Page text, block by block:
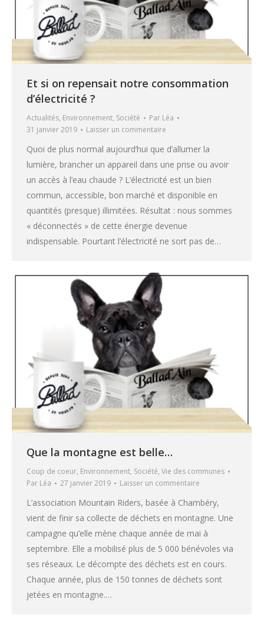
Et si on repensait notre consommation
d’électricité ?
Actualités, Environnement, Société Par Léa
31 janvier 2019
Laisser un commentaire
Quoi de plus normal aujourd’hui que d’allumer la
lumière, brancher un appareil dans une prise ou avoir
un accès à l’eau chaude ? L’électricité est un bien
commun, accessible, bon marché et disponible en
quantités (presque) illimitées. Résultat : nous sommes
« déconnectés » de cette énergie devenue
indispensable. Pourtant l’électricité ne sort pas de…
Que la montagne est belle…
Coup de coeur, Environnement, Société, Vie des communes
Par Léa 27 janvier 2019 Laisser un commentaire
L’association Mountain Riders, basée à Chambéry,
vient de finir sa collecte de déchets en montagne. Une
campagne qu’elle mène chaque année de mai à
septembre. Elle a mobilisé plus de 5 000 bénévoles via
ses réseaux. Le décompte des déchets est en cours.
Chaque année, plus de 150 tonnes de déchets sont
jetées en montagne.…